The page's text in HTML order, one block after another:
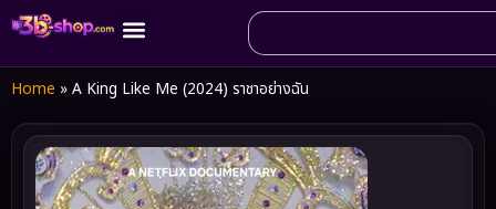
Home » A King Like Me (2024) ราชาอย่างฉัน